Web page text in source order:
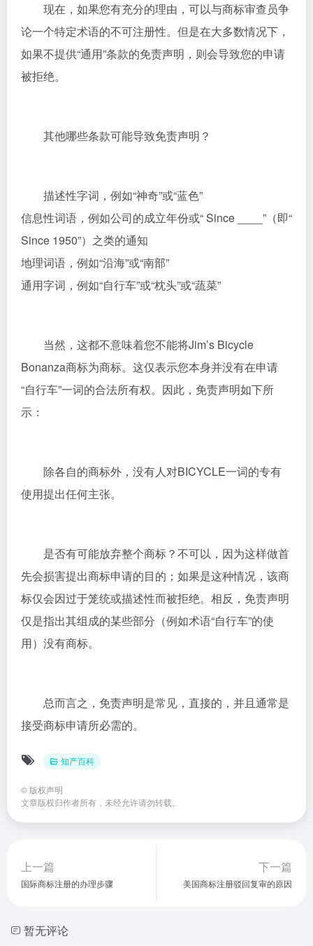
现在，如果您有充分的理由，可以与商标审查员争
论一个特定术语的不可注册性。但是在大多数情况下，
如果不提供“通用”条款的免责声明，则会导致您的申请
被拒绝。
其他哪些条款可能导致免责声明？
描述性字词，例如“神奇”或“蓝色”
信息性词语，例如公司的成立年份或“ Since ____”（即“
Since 1950”）之类的通知
地理词语，例如“沿海”或“南部”
通用字词，例如“自行车”或“枕头”或“蔬菜”
当然，这都不意味着您不能将Jim’s Bicycle
Bonanza商标为商标。这仅表示您本身并没有在申请
“自行车”一词的合法所有权。因此，免责声明如下所
示：
除各自的商标外，没有人对BICYCLE一词的专有
使用提出任何主张。
是否有可能放弃整个商标？不可以，因为这样做首
先会损害提出商标申请的目的；如果是这种情况，该商
标仅会因过于笼统或描述性而被拒绝。相反，免责声明
仅是指出其组成的某些部分（例如术语“自行车”的使
用）没有商标。
总而言之，免责声明是常见，直接的，并且通常是
接受商标申请所必需的。
知产百科
© 版权声明
文章版权归作者所有，未经允许请勿转载。
上一篇
国际商标注册的办理步骤
下一篇
美国商标注册驳回复审的原因
暂无评论